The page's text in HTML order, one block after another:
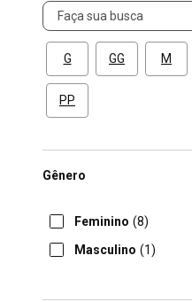
Tamanho
G GG M
PP
Gênero
Feminino (8)
Masculino (1)